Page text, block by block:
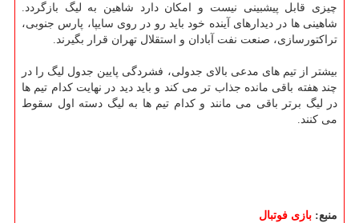
چیزی قابل پیشبینی نیست و امکان دارد شاهین به لیگ بازگردد.
شاهینی ها در دیدارهای آینده خود باید رو در روی سایپا، پارس جنوبی،
تراکتورسازی، صنعت نفت آبادان و استقلال تهران قرار بگیرند.
بیشتر از تیم های مدعی بالای جدولی، فشردگی پایین جدول لیگ را در
چند هفته باقی مانده جذاب تر می کند و باید دید در نهایت کدام تیم ها
در لیگ برتر باقی می مانند و کدام تیم ها به لیگ دسته اول سقوط
می کنند.
منبع: بازی فوتبال